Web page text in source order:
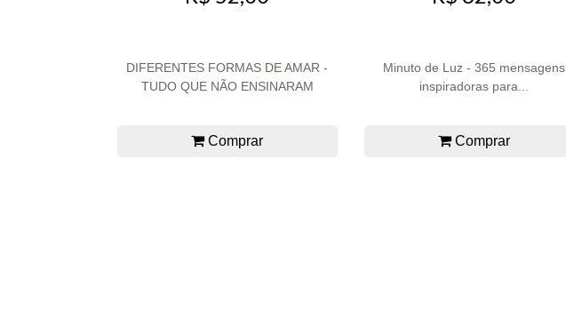
DIFERENTES FORMAS DE AMAR -
TUDO QUE NÃO ENSINARAM
Comprar
Minuto de Luz - 365 mensagens
inspiradoras para...
Comprar